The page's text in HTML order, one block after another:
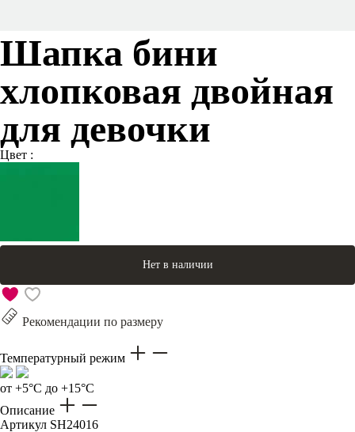
Шапка бини
хлопковая двойная
для девочки
Цвет :
Нет в наличии
Рекомендации по размеру
Температурный режим
от +5°C до +15°C
Описание
Артикул SH24016